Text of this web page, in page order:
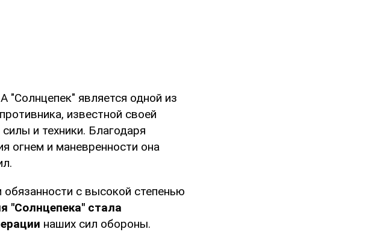
"Солнцепек" является одной из
известной своей
и техники. Благодаря
огнем и маневренности она
с высокой степенью
"Солнцепека" стала
наших сил обороны.